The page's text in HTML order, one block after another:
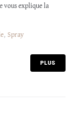
vous explique la
, Spray
PLUS